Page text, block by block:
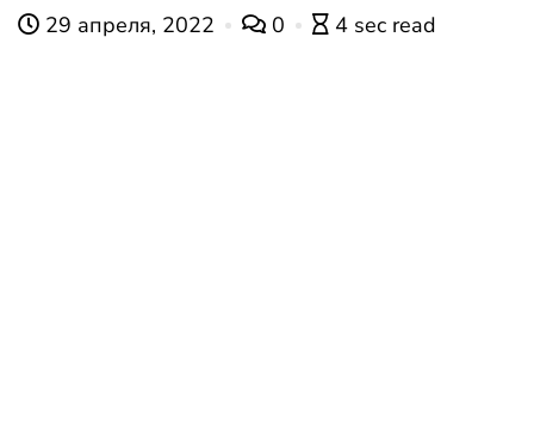
29 апреля, 2022 0 4 sec read